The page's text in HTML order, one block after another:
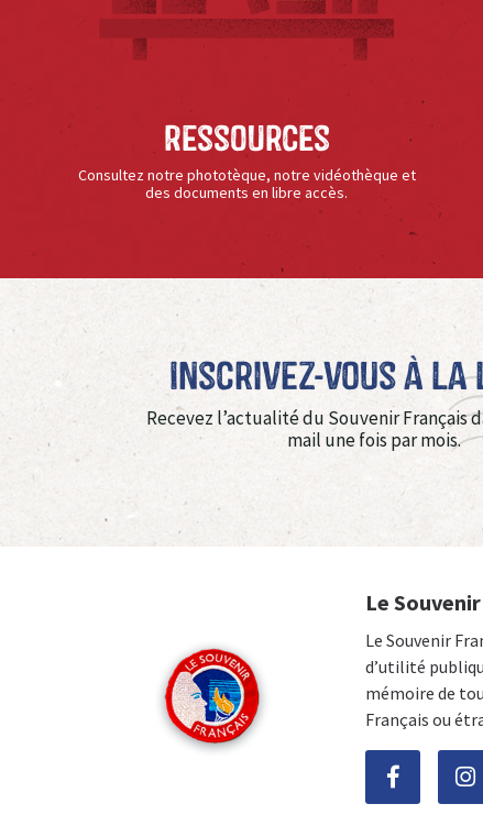
Ressources
Consultez notre phototèque, notre vidéothèque et
des documents en libre accès.
Inscrivez-vous à
Recevez l’actualité du Souvenir Français
mail une fois par mois.
Le
Le Souvenir
d’utilité
mémoire de
Français ou